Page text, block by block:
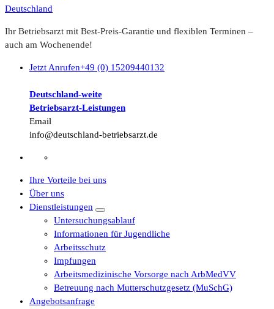
Ihr Betriebsarzt mit Best-Preis-Garantie und flexiblen Terminen –
auch am Wochenende!
Jetzt Anrufen+49 (0) 15209440132
Deutschland-weite
Betriebsarzt-Leistungen
Email
info@deutschland-betriebsarzt.de
Ihre Vorteile bei uns
Über uns
Dienstleistungen
Untersuchungsablauf
Informationen für Jugendliche
Arbeitsschutz
Impfungen
Arbeitsmedizinische Vorsorge nach ArbMedVV
Betreuung nach Mutterschutzgesetz (MuSchG)
Angebotsanfrage